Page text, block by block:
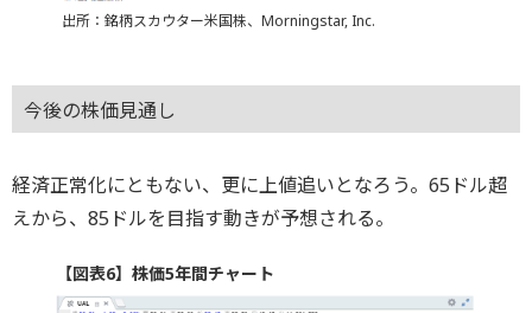
出所：銘柄スカウター米国株、Morningstar, Inc.
今後の株価見通し
経済正常化にともない、更に上値追いとなろう。65ドル超
えから、85ドルを目指す動きが予想される。
【図表6】株価5年間チャート